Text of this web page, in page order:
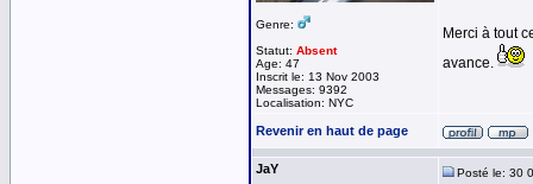
Genre:
Statut: Absent
Age: 47
Inscrit le: 13 Nov 2003
Messages: 9392
Localisation: NYC
Merci à tout
avance.
Revenir en haut de page
JaY Posté le: 30